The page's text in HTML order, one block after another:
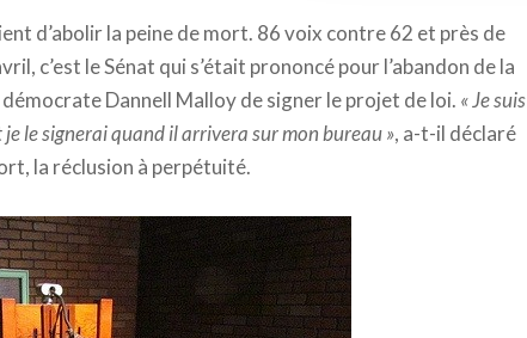
d’abolir la peine de mort. 86 voix contre 62 et près de
c’est le Sénat qui s’était prononcé pour l’abandon de la
Dannell Malloy de signer le projet de loi. « Je suis
le signerai quand il arrivera sur mon bureau », a-t-il déclaré
la réclusion à perpétuité.